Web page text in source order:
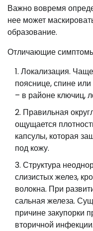
Важно вовремя
нее может
образование.
Отличающие
Локализация.
пояснице, спине
– в районе ключиц,
Правильная
ощущается
капсулы, которая
под кожу.
Структура
слизистых желез,
волокна. При
сальная железа.
причине закупорки
вторичной инфекции.